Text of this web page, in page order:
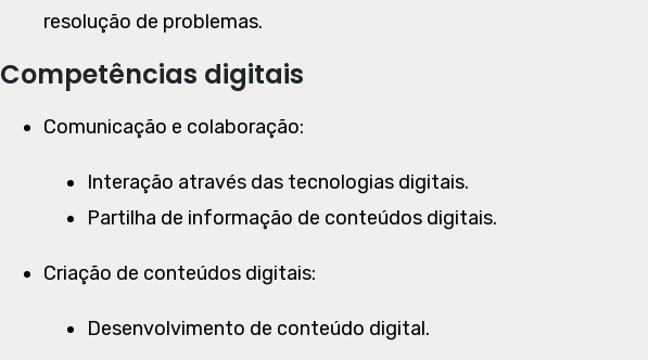
resolução de problemas.
Competências digitais
Comunicação e colaboração:
Interação através das tecnologias digitais.
Partilha de informação de conteúdos digitais.
Criação de conteúdos digitais:
Desenvolvimento de conteúdo digital.